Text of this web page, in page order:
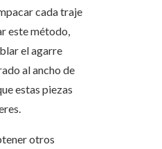
cada traje
este método,
el agarre
al ancho de
estas piezas
otros